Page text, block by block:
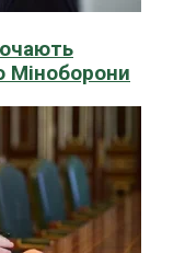
Міноборони